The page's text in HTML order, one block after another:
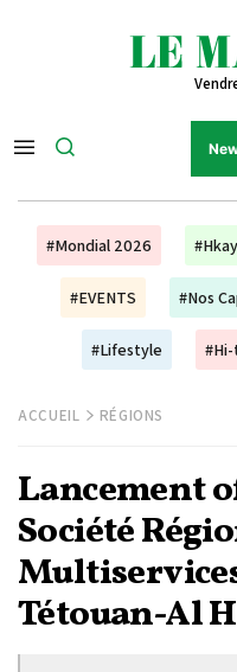
#Mondial 2026
#EVENTS #Nos
#Lifestyle
ACCUEIL RÉGIONS
Lancement
Société
Tétouan-Al